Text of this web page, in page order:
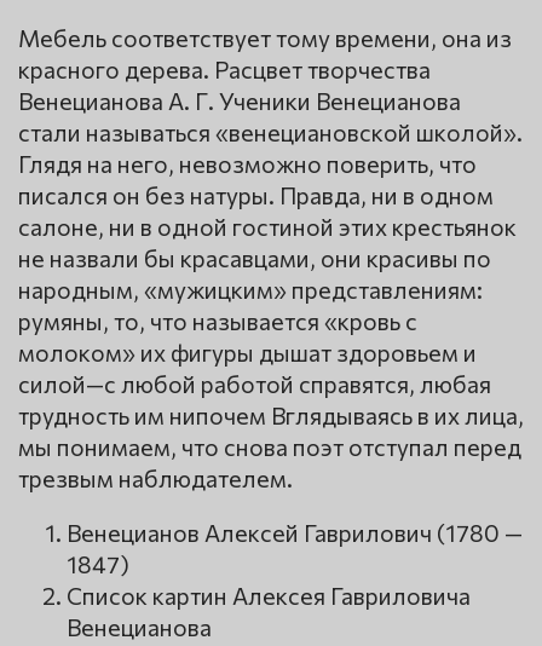
Мебель соответствует тому времени, она из
красного дерева. Расцвет творчества
Венецианова А. Г. Ученики Венецианова
стали называться «венециановской школой».
Глядя на него, невозможно поверить, что
писался он без натуры. Правда, ни в одном
салоне, ни в одной гостиной этих крестьянок
не назвали бы красавцами, они красивы по
народным, «мужицким» представлениям:
румяны, то, что называется «кровь с
молоком» их фигуры дышат здоровьем и
силой—с любой работой справятся, любая
трудность им нипочем Вглядываясь в их лица,
мы понимаем, что снова поэт отступал перед
трезвым наблюдателем.
Венецианов Алексей Гаврилович (1780 —
1847)
Список картин Алексея Гавриловича
Венецианова